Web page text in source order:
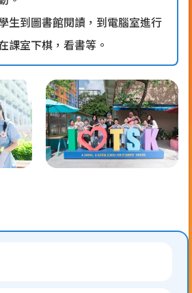
生到圖書館閱讀，到電腦室進行
課室下棋，看書等。